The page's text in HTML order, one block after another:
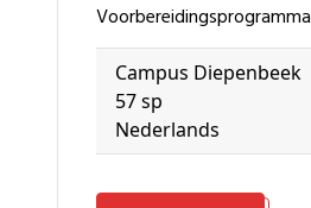
voorbereidingsprogramma
Campus Diepenbeek
57 sp
Nederlands